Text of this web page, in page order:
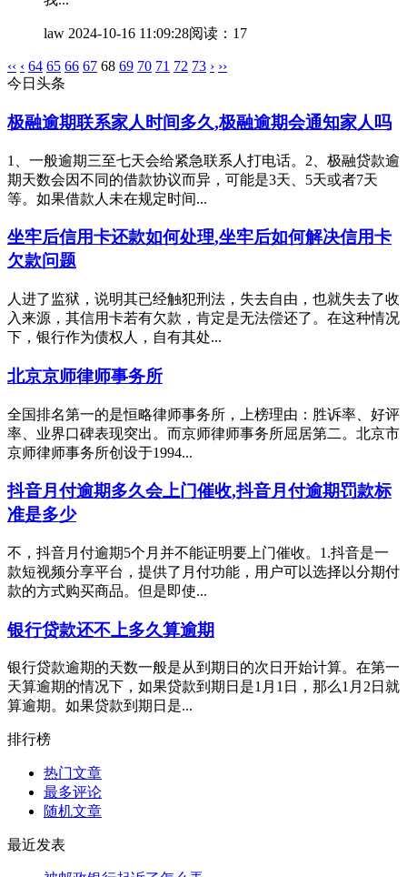
law 2024-10-16 11:09:28阅读：17
‹‹ ‹ 64 65 66 67 68 69 70 71 72 73 › ››
今日头条
极融逾期联系家人时间多久,极融逾期会通知家人吗
1、一般逾期三至七天会给紧急联系人打电话。2、极融贷款逾
期天数会因不同的借款协议而异，可能是3天、5天或者7天
等。如果借款人未在规定时间...
坐牢后信用卡还款如何处理,坐牢后如何解决信用卡
欠款问题
人进了监狱，说明其已经触犯刑法，失去自由，也就失去了收
入来源，其信用卡若有欠款，肯定是无法偿还了。在这种情况
下，银行作为债权人，自有其处...
北京京师律师事务所
全国排名第一的是恒略律师事务所，上榜理由：胜诉率、好评
率、业界口碑表现突出。而京师律师事务所屈居第二。北京市
京师律师事务所创设于1994...
抖音月付逾期多久会上门催收,抖音月付逾期罚款标
准是多少
不，抖音月付逾期5个月并不能证明要上门催收。1.抖音是一
款短视频分享平台，提供了月付功能，用户可以选择以分期付
款的方式购买商品。但是即使...
银行贷款还不上多久算逾期
银行贷款逾期的天数一般是从到期日的次日开始计算。在第一
天算逾期的情况下，如果贷款到期日是1月1日，那么1月2日就
算逾期。如果贷款到期日是...
排行榜
热门文章
最多评论
随机文章
最近发表